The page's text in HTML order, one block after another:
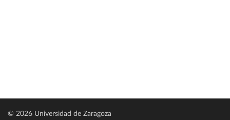
© 2026 Universidad de Zaragoza